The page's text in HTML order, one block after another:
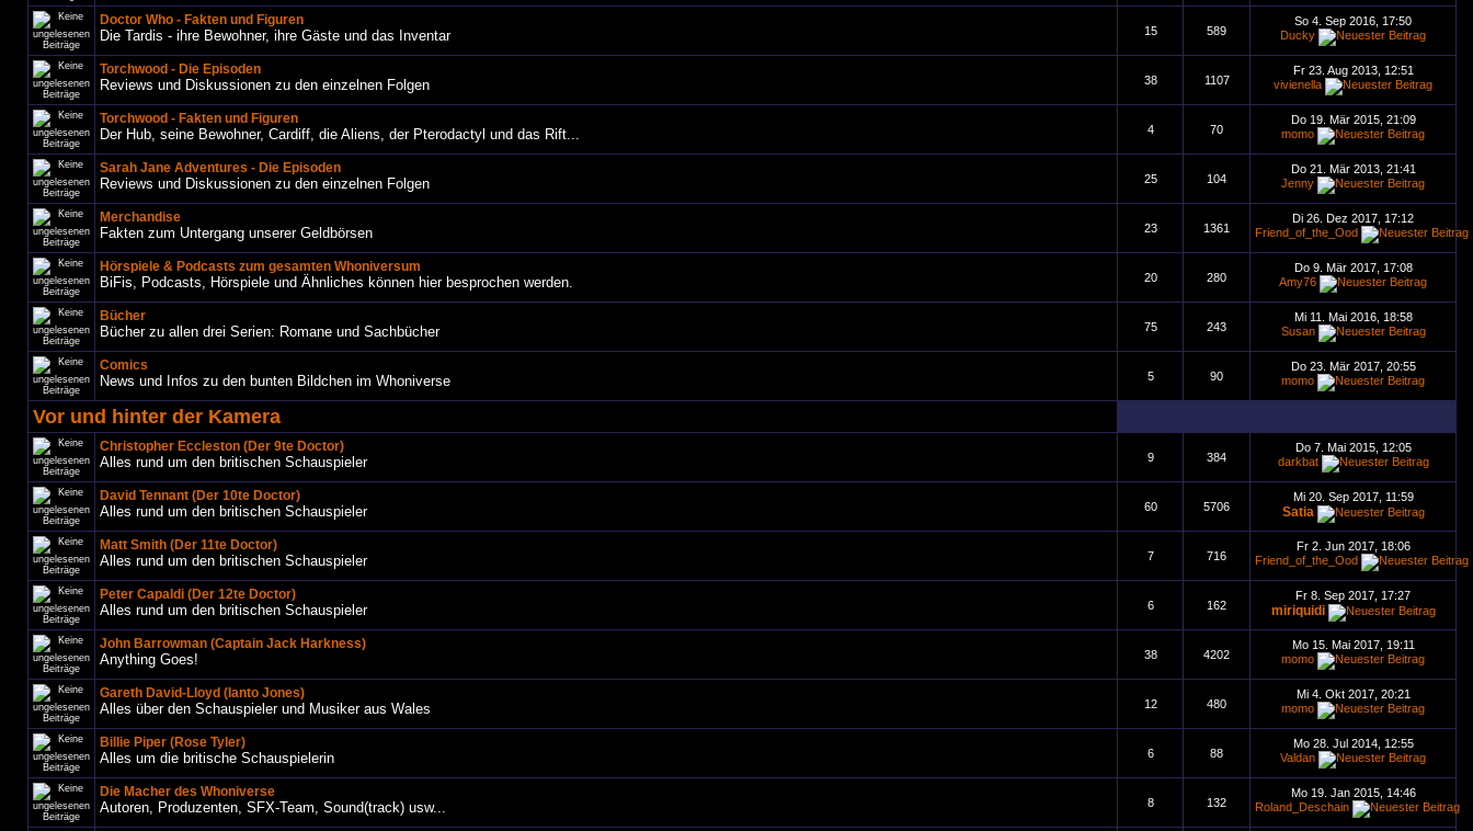
Doctor Who - Fakten und Figuren
Die Tardis - ihre Bewohner, ihre Gäste und das Inventar 15 589
So 4. Sep 2016, 17:50
Ducky
Torchwood - Die Episoden
Reviews und Diskussionen zu den einzelnen Folgen 38 1107
Fr 23. Aug 2013, 12:51
vivienella
Torchwood - Fakten und Figuren
Der Hub, seine Bewohner, Cardiff, die Aliens, der Pterodactyl und das Rift... 4 70
Do 19. Mär 2015, 21:09
momo
Sarah Jane Adventures - Die Episoden
Reviews und Diskussionen zu den einzelnen Folgen 25 104
Do 21. Mär 2013, 21:41
Jenny
Merchandise
Fakten zum Untergang unserer Geldbörsen 23 1361
Di 26. Dez 2017, 17:12
Friend_of_the_Ood
Hörspiele & Podcasts zum gesamten Whoniversum
BiFis, Podcasts, Hörspiele und Ähnliches können hier besprochen werden. 20 280
Do 9. Mär 2017, 17:08
Amy76
Bücher
Bücher zu allen drei Serien: Romane und Sachbücher 75 243
Mi 11. Mai 2016, 18:58
Susan
Comics
News und Infos zu den bunten Bildchen im Whoniverse 5 90
Do 23. Mär 2017, 20:55
momo
Vor und hinter der Kamera
Christopher Eccleston (Der 9te Doctor)
Alles rund um den britischen Schauspieler 9 384
Do 7. Mai 2015, 12:05
darkbat
David Tennant (Der 10te Doctor)
Alles rund um den britischen Schauspieler 60 5706
Mi 20. Sep 2017, 11:59
Satia
Matt Smith (Der 11te Doctor)
Alles rund um den britischen Schauspieler 7 716
Fr 2. Jun 2017, 18:06
Friend_of_the_Ood
Peter Capaldi (Der 12te Doctor)
Alles rund um den britischen Schauspieler 6 162
Fr 8. Sep 2017, 17:27
miriquidi
John Barrowman (Captain Jack Harkness)
Anything Goes! 38 4202
Mo 15. Mai 2017, 19:11
momo
Gareth David-Lloyd (Ianto Jones)
Alles über den Schauspieler und Musiker aus Wales 12 480
Mi 4. Okt 2017, 20:21
momo
Billie Piper (Rose Tyler)
Alles um die britische Schauspielerin 6 88
Mo 28. Jul 2014, 12:55
Valdan
Die Macher des Whoniverse
Autoren, Produzenten, SFX-Team, Sound(track) usw... 8 132
Mo 19. Jan 2015, 14:46
Roland_Deschain